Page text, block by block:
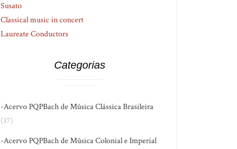
Susato
Classical music in concert
Laureate Conductors
Categorias
-Acervo PQPBach de Música Clássica Brasileira
(37)
-Acervo PQPBach de Música Colonial e Imperial